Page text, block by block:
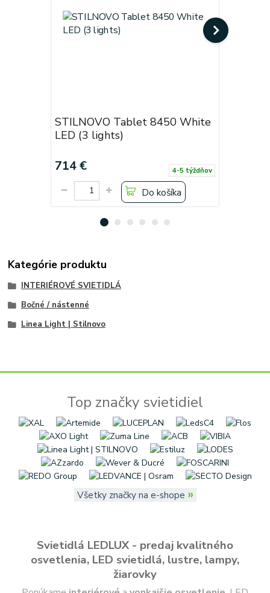
STILNOVO Tablet 8450 White
LED (3 lights)
714 € 4-5 týždňov
Do košíka
Kategórie produktu
INTERIÉROVÉ SVIETIDLÁ
Bočné / nástenné
Linea Light | Stilnovo
Top značky svietidiel
Všetky značky na e-shope »
Svietidlá LEDLUX - predaj kvalitného
osvetlenia, LED svietidlá, lustre, lampy,
žiarovky